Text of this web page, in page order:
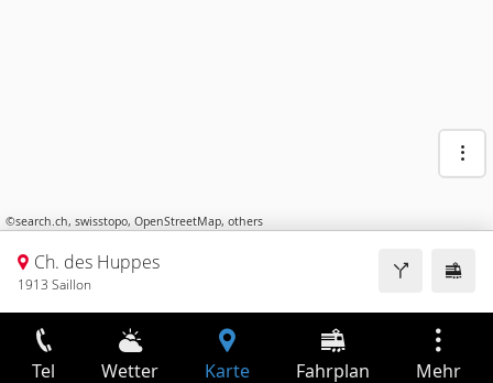
©search.ch, swisstopo, OpenStreetMap, others
Ch. des Huppes
1913 Saillon
Tel Wetter Karte Fahrplan Mehr